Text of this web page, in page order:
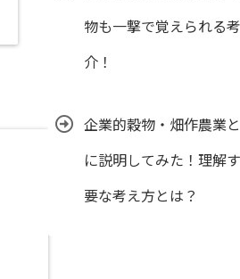
物も一撃で覚えられる
介！
企業的穀物・畑作農業
に説明してみた！理解
要な考え方とは？